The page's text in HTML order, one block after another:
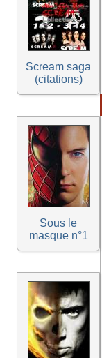
Scream saga
(citations)
Sous le
masque n°1